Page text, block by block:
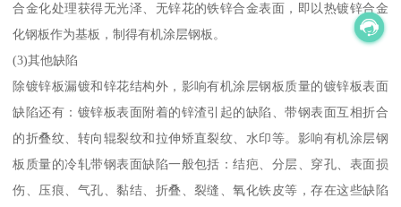
合金化处理获得无光泽、无锌花的铁锌合金表面，即以热镀锌合金
化钢板作为基板，制得有机涂层钢板。
(3)其他缺陷
除镀锌板漏镀和锌花结构外，影响有机涂层钢板质量的镀锌板表面
缺陷还有：镀锌板表面附着的锌渣引起的缺陷、带钢表面互相折合
的折叠纹、转向辊裂纹和拉伸矫直裂纹、水印等。影响有机涂层钢
板质量的冷轧带钢表面缺陷一般包括：结疤、分层、穿孔、表面损
伤、压痕、气孔、黏结、折叠、裂缝、氧化铁皮等，存在这些缺陷